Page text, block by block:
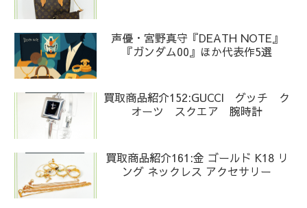
声優・宮野真守『DEATH NOTE』
『ガンダム00』ほか代表作5選
買取商品紹介152:GUCCI グッチ ク
オーツ スクエア 腕時計
買取商品紹介161:金 ゴールド K18 リ
ング ネックレス アクセサリー